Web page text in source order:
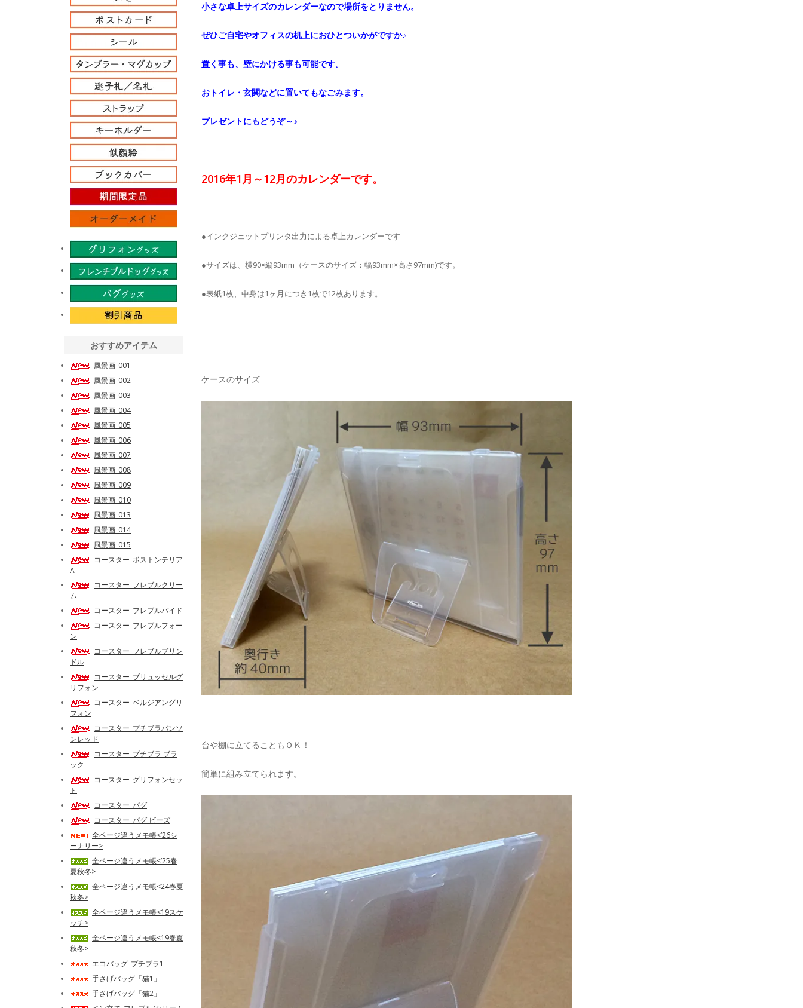
小さな卓上サイズのカレンダーなので場所をとりません。
ぜひご自宅やオフィスの机上におひとついかがですか♪
置く事も、壁にかける事も可能です。
おトイレ・玄関などに置いてもなごみます。
プレゼントにもどうぞ～♪
2016年1月～12月のカレンダーです。
●インクジェットプリンタ出力による卓上カレンダーです
●サイズは、横90×縦93mm（ケースのサイズ：幅93mm×高さ97mm)です。
●表紙1枚、中身は1ヶ月につき1枚で12枚あります。
ケースのサイズ
台や棚に立てることもＯＫ！
簡単に組み立てられます。
おすすめアイテム
風景画_001
風景画_002
風景画_003
風景画_004
風景画_005
風景画_006
風景画_007
風景画_008
風景画_009
風景画_010
風景画_013
風景画_014
風景画_015
コースター_ボストンテリア
A
コースター_フレブルクリー
ム
コースター_フレブルパイド
コースター_フレブルフォー
ン
コースター_フレブルブリン
ドル
コースター_ブリュッセルグ
リフォン
コースター_ベルジアングリ
フォン
コースター_プチブラバンソ
ンレッド
コースター_プチブラ ブラ
ック
コースター_グリフォンセッ
ト
コースター_パグ
コースター_パグ ビーズ
全ページ違うメモ帳<’26シ
ーナリー>
全ページ違うメモ帳<’25春
夏秋冬>
全ページ違うメモ帳<24春夏
秋冬>
全ページ違うメモ帳<19スケ
ッチ>
全ページ違うメモ帳<19春夏
秋冬>
エコバッグ_プチブラ1
手さげバッグ「猫1」
手さげバッグ「猫2」